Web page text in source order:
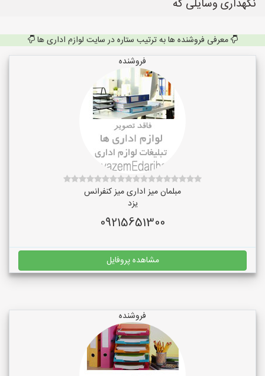
نگهداری وسایلی که
معرفی فروشنده ها به ترتیب ستاره در سایت لوازم اداری ها
فروشنده
مبلمان میز اداری میز کنفرانس
یزد
09215651300
مشاهده پروفایل
فروشنده